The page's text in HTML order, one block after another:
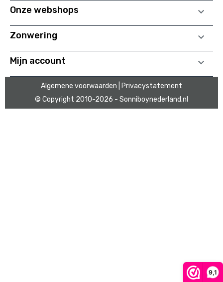
9,1
Onze webshops 
Zonwering 
Mijn account 
Algemene voorwaarden
| Privacystatement
© Copyright 2010-2026 - Sonniboynederland.nl